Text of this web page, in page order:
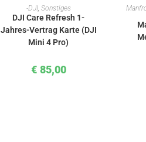
IN DEN WARENKORB
-DJI, Sonstiges
DJI Care Refresh 1-
Jahres-Vertrag Karte (DJI
Mini 4 Pro)
€ 85,00
IN